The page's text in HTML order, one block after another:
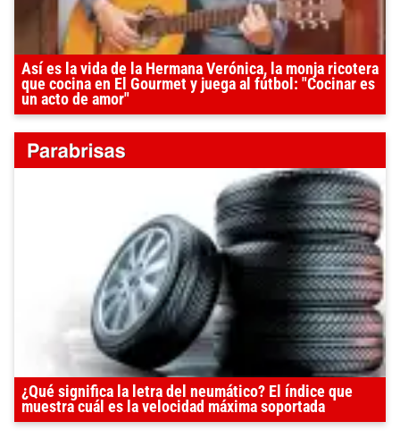
Así es la vida de la Hermana Verónica, la monja ricotera
que cocina en El Gourmet y juega al fútbol: "Cocinar es
un acto de amor"
¿Qué significa la letra del neumático? El índice que
muestra cuál es la velocidad máxima soportada